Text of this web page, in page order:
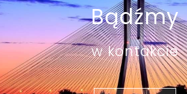
Bądźmy
w kontakcie